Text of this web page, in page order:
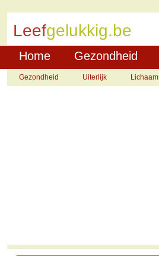
Leefgelukkig.be
Home Gezondheid
Gezondheid Uiterlijk Lichaam